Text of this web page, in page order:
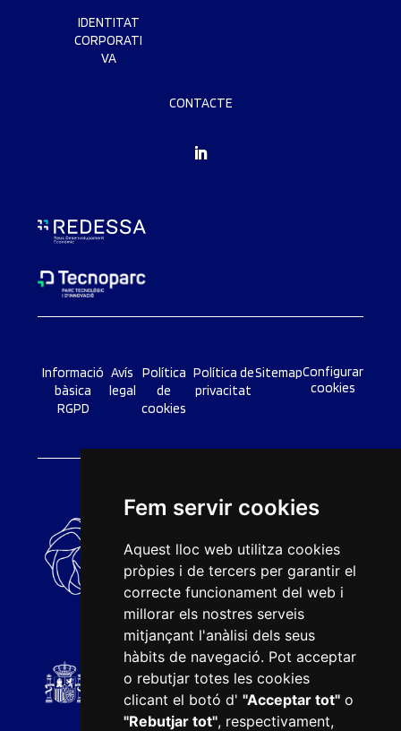
Fem servir cookies
Aquest lloc web utilitza cookies
pròpies i de tercers per garantir el
correcte funcionament del web i
millorar els nostres serveis
mitjançant l'anàlisi dels seus
hàbits de navegació. Pot acceptar
o rebutjar totes les cookies
clicant el botó d' "Acceptar tot"o
"Rebutjar tot", respectivament,
IDENTITAT
CORPORATI
VA
CONTACTE
Informació
bàsica
RGPD
Avís
legal
Política
de
cookies
Política de
privacitat
SitemapConfigurar
cookies